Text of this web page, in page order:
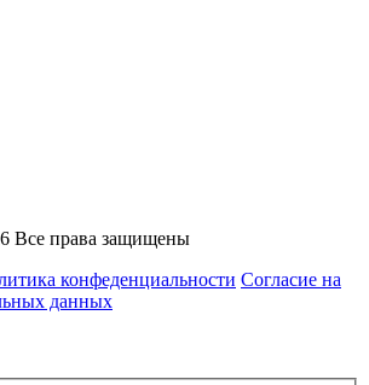
Все права защищены
конфеденциальности Согласие на
данных